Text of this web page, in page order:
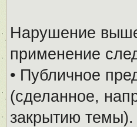
Нарушение
применение
• Публичное
(сделанное,
закрытию темы).